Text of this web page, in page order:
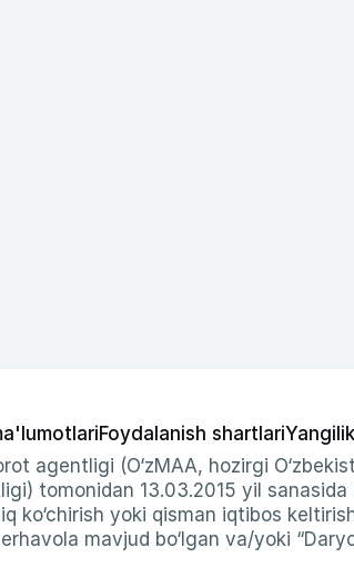
Foydalanish shartlari
agentligi (O‘zMAA, hozirgi
tomonidan 13.03.2015 yil
ko‘chirish yoki qisman iqtibos
mavjud bo‘lgan va/yoki